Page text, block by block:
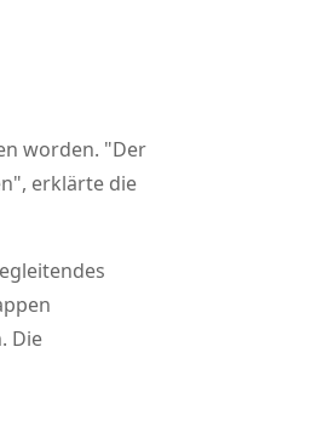
worden. Der
, erklärte die
Die